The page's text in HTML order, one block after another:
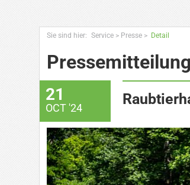
Sie sind hier: Service > Presse > Detail
21
OCT '24